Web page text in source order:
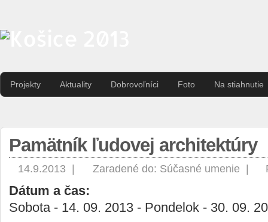
Projekty Aktuality Dobrovoľníci Foto Na stiahnutie
Pamätník ľudovej architektúry
14.9.2013 | Zaradené do: Súčasné umenie
Dátum a čas:
Sobota - 14. 09. 2013 - Pondelok - 30. 09.